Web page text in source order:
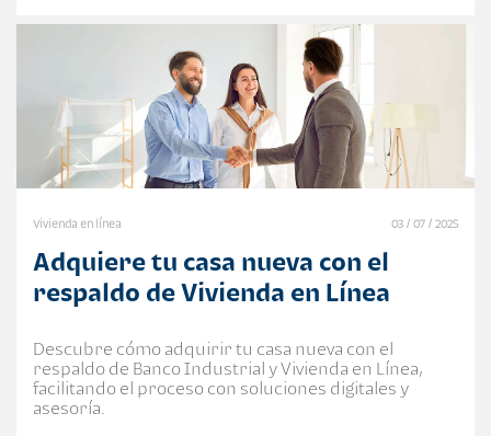
Vivienda en línea 03 / 07 / 2025
Adquiere tu casa nueva con el
respaldo de Vivienda en Línea
Descubre cómo adquirir tu casa nueva con el
respaldo de Banco Industrial y Vivienda en Línea,
facilitando el proceso con soluciones digitales y
asesoría.